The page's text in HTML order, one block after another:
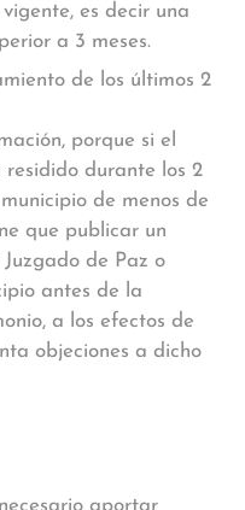
es decir una
a 3 meses.
de los últimos 2
porque si el
durante los 2
de menos de
que publicar un
de Paz o
antes de la
a los efectos de
objeciones a dicho
aportar